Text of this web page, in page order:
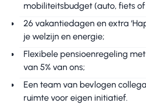
mobiliteitsbudget (auto, fiets of
26 vakantiedagen en extra
je welzijn en energie;
Flexibele pensioenregeling
van 5% van ons;
Een team van bevlogen
ruimte voor eigen initiatief.